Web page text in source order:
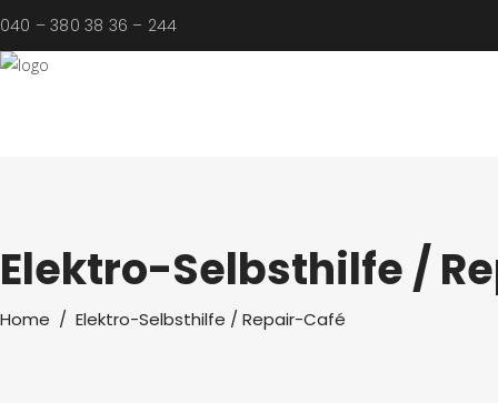
040 – 380 38 36 – 244
Elektro-Selbsthilfe /
Home / Elektro-Selbsthilfe / Repair-Café